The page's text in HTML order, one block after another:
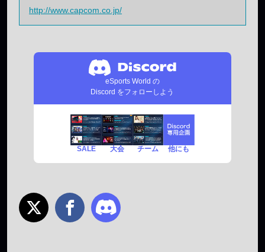
http://www.capcom.co.jp/
eSports World の
Discord をフォローしよう
SALE 大会 チーム 他にも